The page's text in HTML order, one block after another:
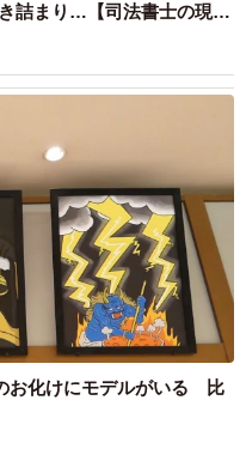
詰まり…【司法書士の現場
お化けにモデルがいる 比